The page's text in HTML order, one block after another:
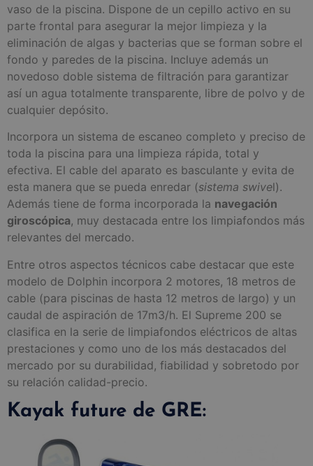
vaso de la piscina. Dispone de un cepillo activo en su
parte frontal para asegurar la mejor limpieza y la
eliminación de algas y bacterias que se forman sobre el
fondo y paredes de la piscina. Incluye además un
novedoso doble sistema de filtración para garantizar
así un agua totalmente transparente, libre de polvo y de
cualquier depósito.
Incorpora un sistema de escaneo completo y preciso de
toda la piscina para una limpieza rápida, total y
efectiva. El cable del aparato es basculante y evita de
esta manera que se pueda enredar (sistema swivel).
Además tiene de forma incorporada la navegación
giroscópica, muy destacada entre los limpiafondos más
relevantes del mercado.
Entre otros aspectos técnicos cabe destacar que este
modelo de Dolphin incorpora 2 motores, 18 metros de
cable (para piscinas de hasta 12 metros de largo) y un
caudal de aspiración de 17m3/h. El Supreme 200 se
clasifica en la serie de limpiafondos eléctricos de altas
prestaciones y como uno de los más destacados del
mercado por su durabilidad, fiabilidad y sobretodo por
su relación calidad-precio.
Kayak future de GRE: